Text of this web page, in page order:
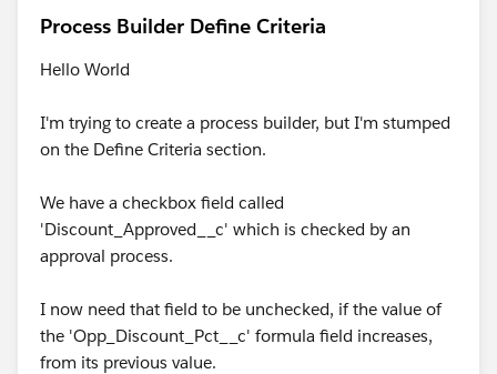
Process Builder Define Criteria
Hello World
I'm trying to create a process builder, but I'm stumped
on the Define Criteria section.
We have a checkbox field called
'Discount_Approved__c' which is checked by an
approval process.
I now need that field to be unchecked, if the value of
the 'Opp_Discount_Pct__c' formula field increases,
from its previous value.